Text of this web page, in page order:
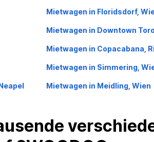
Mietwagen in Floridsdorf,
Mietwagen in Downtown
Mietwagen in Copacabana,
Mietwagen in Simmering,
Mietwagen in Meidling, Wien